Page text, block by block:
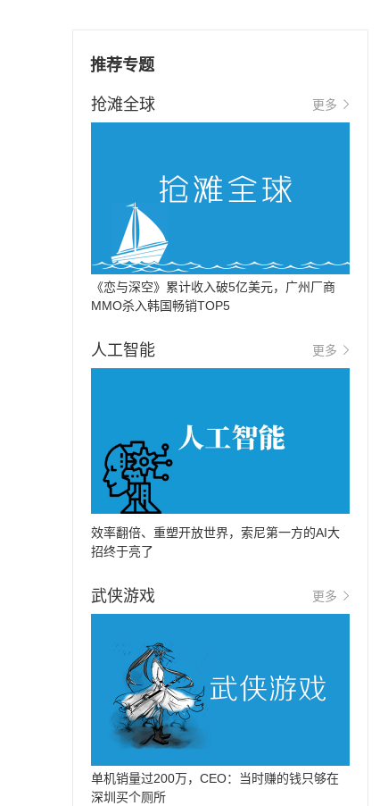
推荐专题
抢滩全球 更多
《恋与深空》累计收入破5亿美元，广州厂商
MMO杀入韩国畅销TOP5
人工智能 更多
效率翻倍、重塑开放世界，索尼第一方的AI大
招终于亮了
武侠游戏 更多
单机销量过200万，CEO：当时赚的钱只够在
深圳买个厕所